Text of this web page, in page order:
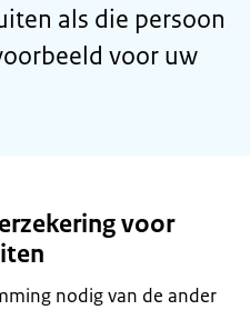
als die persoon
voor uw
voor
nodig van de ander